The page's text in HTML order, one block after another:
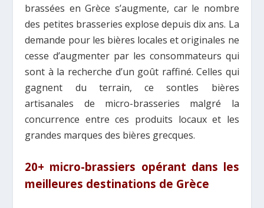
brassées en Grèce s’augmente, car le nombre
des petites brasseries explose depuis dix ans. La
demande pour les bières locales et originales ne
cesse d’augmenter par les consommateurs qui
sont à la recherche d’un goût raffiné. Celles qui
gagnent du terrain, ce sontles bières
artisanales de micro-brasseries malgré la
concurrence entre ces produits locaux et les
grandes marques des bières grecques.
20+ micro-brassiers opérant dans les
meilleures destinations de Grèce